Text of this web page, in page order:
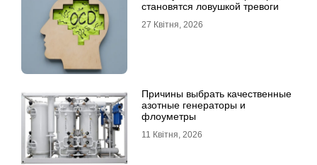
становятся ловушкой тревоги
27 Квітня, 2026
Причины выбрать качественные
азотные генераторы и
флоуметры
11 Квітня, 2026